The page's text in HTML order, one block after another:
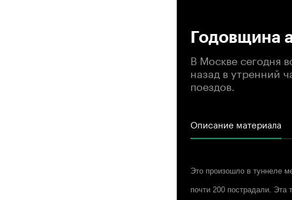
Годовщина
В Москве сегодня
назад в утренний
поездов.
Описание материала
Это произошло в туннеле
почти 200 пострадали. Эта